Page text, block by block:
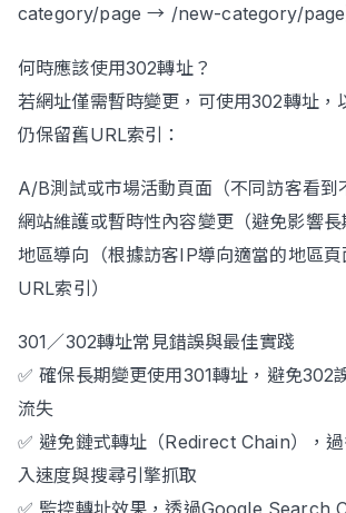
category/page → /new-category/page
何時應該使用302轉址？
若網址僅需暫時變更，可使用302轉址，
仍保留舊URL索引：
A/B測試或市場活動頁面（不同訪客看到
網站維護或暫時性內容變更（避免影響長
地區導向（根據訪客IP導向適當的地區
URL索引）
301／302轉址常見錯誤與最佳實踐
✅ 確保長期變更使用301轉址，避免302
流失
✅ 避免鏈式轉址（Redirect Chain），
入速度與搜尋引擎抓取